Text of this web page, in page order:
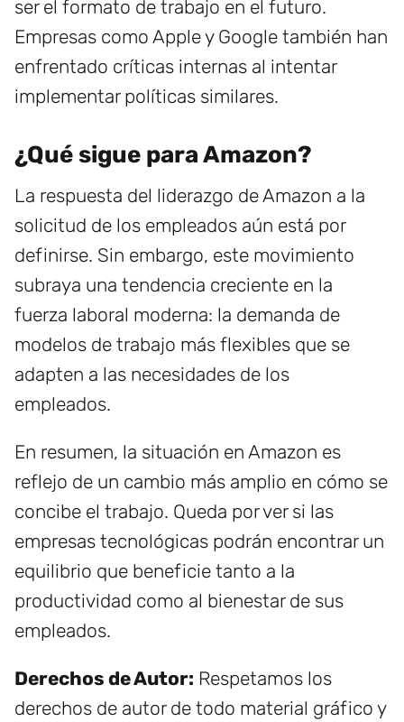
ser el formato de trabajo en el futuro.
Empresas como Apple y Google también han
enfrentado críticas internas al intentar
implementar políticas similares.
¿Qué sigue para Amazon?
La respuesta del liderazgo de Amazon a la
solicitud de los empleados aún está por
definirse. Sin embargo, este movimiento
subraya una tendencia creciente en la
fuerza laboral moderna: la demanda de
modelos de trabajo más flexibles que se
adapten a las necesidades de los
empleados.
En resumen, la situación en Amazon es
reflejo de un cambio más amplio en cómo se
concibe el trabajo. Queda por ver si las
empresas tecnológicas podrán encontrar un
equilibrio que beneficie tanto a la
productividad como al bienestar de sus
empleados.
Derechos de Autor: Respetamos los
derechos de autor de todo material gráfico y